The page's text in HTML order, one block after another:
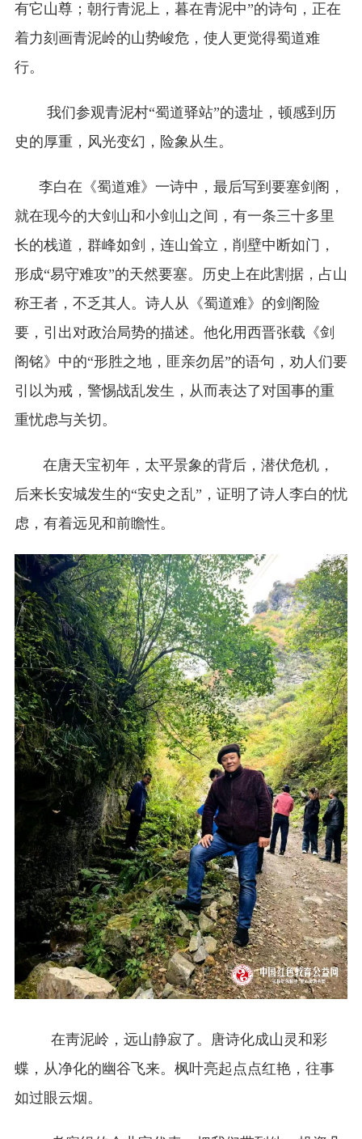
有它山尊；朝行青泥上，暮在青泥中”的诗句，正在
着力刻画青泥岭的山势峻危，使人更觉得蜀道难
行。
我们参观青泥村“蜀道驿站”的遗址，顿感到历
史的厚重，风光变幻，险象从生。
李白在《蜀道难》一诗中，最后写到要塞剑阁，
就在现今的大剑山和小剑山之间，有一条三十多里
长的栈道，群峰如剑，连山耸立，削壁中断如门，
形成“易守难攻”的天然要塞。历史上在此割据，占山
称王者，不乏其人。诗人从《蜀道难》的剑阁险
要，引出对政治局势的描述。他化用西晋张载《剑
阁铭》中的“形胜之地，匪亲勿居”的语句，劝人们要
引以为戒，警惕战乱发生，从而表达了对国事的重
重忧虑与关切。
在唐天宝初年，太平景象的背后，潜伏危机，
后来长安城发生的“安史之乱”，证明了诗人李白的忧
虑，有着远见和前瞻性。
在靑泥岭，远山静寂了。唐诗化成山灵和彩
蝶，从净化的幽谷飞来。枫叶亮起点点红艳，往事
如过眼云烟。